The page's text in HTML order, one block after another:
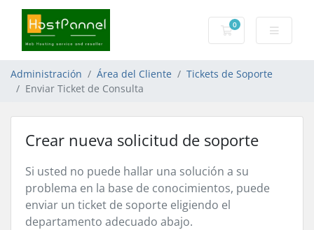
0
Carro de Pedidos
Administración Área del Cliente
Tickets de Soporte
Enviar Ticket de Consulta
Crear nueva solicitud de soporte
Si usted no puede hallar una solución a su
problema en la base de conocimientos, puede
enviar un ticket de soporte eligiendo el
departamento adecuado abajo.